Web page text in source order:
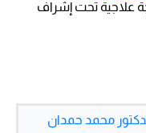
علاجية تحت إشراف